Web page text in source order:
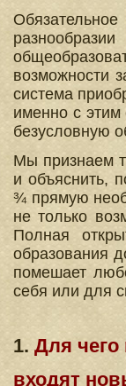
возможности
система
именно с этим
безусловную
Мы признаем
и объяснить,
¾ прямую
не только
Полная
образования
помешает
себя или для
1. Для чего
входят